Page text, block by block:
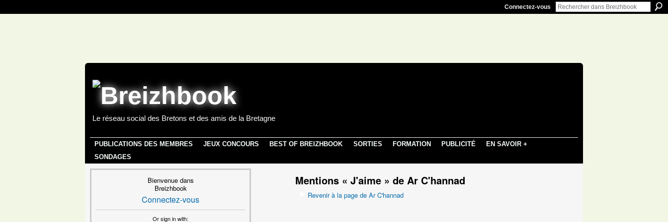
Connectez-vous
Le réseau social des Bretons et des amis de la Bretagne
PUBLICATIONS DES MEMBRES JEUX CONCOURS BEST OF BREIZHBOOK SORTIES FORMATION PUBLICITÉ
EN SAVOIR +
SONDAGES
Bienvenue dans
Breizhbook
Connectez-vous
Or sign in with:
Mentions « J'aime » de Ar C'hannad
Revenir à la page de Ar C'hannad